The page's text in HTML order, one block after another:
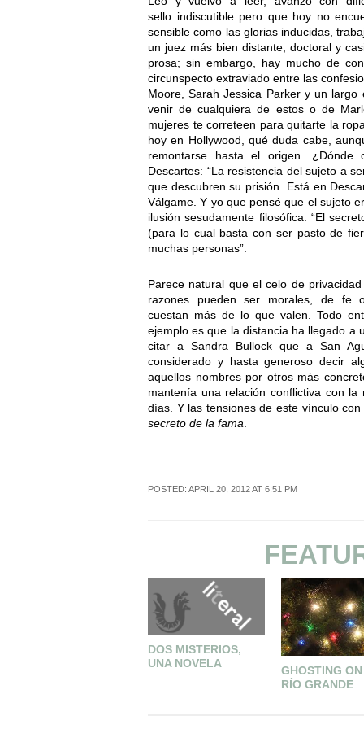
sello indiscutible pero que hoy no
sensible como las glorias inducidas,
un juez más bien distante, doctoral y
prosa; sin embargo, hay mucho de
circunspecto extraviado entre las
Moore, Sarah Jessica Parker y un
venir de cualquiera de estos o de
mujeres te correteen para quitarte la
hoy en Hollywood, qué duda cabe,
remontarse hasta el origen. ¿Dónde
Descartes: “La resistencia del sujeto a
que descubren su prisión. Está en
Válgame. Y yo que pensé que el sujeto
ilusión sesudamente filosófica: “El
(para lo cual basta con ser pasto de
muchas personas”.
Parece natural que el celo de
razones pueden ser morales, de fe
cuestan más de lo que valen. Todo
ejemplo es que la distancia ha llegado a
citar a Sandra Bullock que a San
considerado y hasta generoso decir
aquellos nombres por otros más
mantenía una relación conflictiva con
días. Y las tensiones de este vínculo
secreto de la fama
POSTED: APRIL 20, 2012 AT 6:51 PM
DOS MISTERIOS,
UNA NOVELA
GHOSTING
RÍO GRANDE